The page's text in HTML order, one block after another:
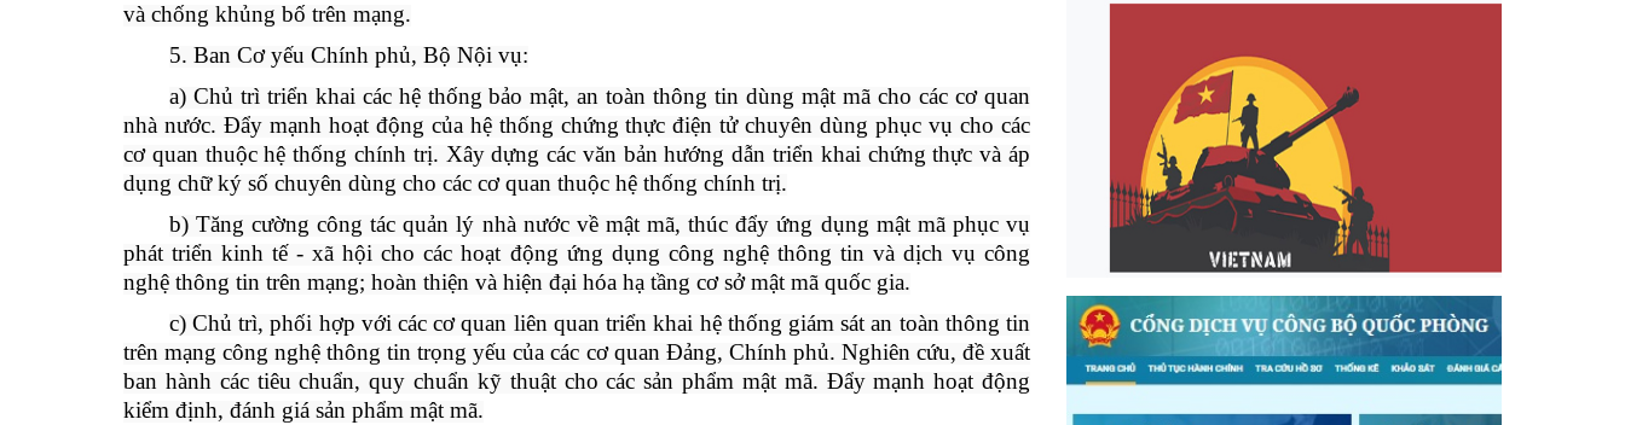
và chống khủng bố trên mạng.
5. Ban Cơ yếu Chính phủ, Bộ Nội vụ:
a) Chủ trì triển khai các hệ thống bảo mật, an toàn thông tin dùng mật mã cho các cơ quan
nhà nước. Đẩy mạnh hoạt động của hệ thống chứng thực điện tử chuyên dùng phục vụ cho các
cơ quan thuộc hệ thống chính trị. Xây dựng các văn bản hướng dẫn triển khai chứng thực và áp
dụng chữ ký số chuyên dùng cho các cơ quan thuộc hệ thống chính trị.
b) Tăng cường công tác quản lý nhà nước về mật mã, thúc đẩy ứng dụng mật mã phục vụ
phát triển kinh tế - xã hội cho các hoạt động ứng dụng công nghệ thông tin và dịch vụ công
nghệ thông tin trên mạng; hoàn thiện và hiện đại hóa hạ tầng cơ sở mật mã quốc gia.
c) Chủ trì, phối hợp với các cơ quan liên quan triển khai hệ thống giám sát an toàn thông tin
trên mạng công nghệ thông tin trọng yếu của các cơ quan Đảng, Chính phủ. Nghiên cứu, đề xuất
ban hành các tiêu chuẩn, quy chuẩn kỹ thuật cho các sản phẩm mật mã. Đẩy mạnh hoạt động
kiểm định, đánh giá sản phẩm mật mã.